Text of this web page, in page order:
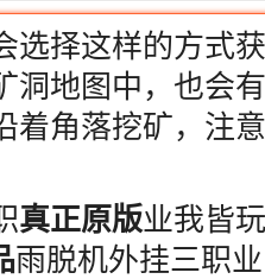
选择这样的方式
洞地图中，也会
着角落挖矿，注
真正原版业我皆
雨脱机外挂三职